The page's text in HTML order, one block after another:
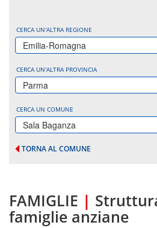
CERCA UN'ALTRA REGIONE
Emilia-Romagna
CERCA UN'ALTRA PROVINCIA
Parma
CERCA UN COMUNE
Sala Baganza
TORNA AL COMUNE
FAMIGLIE |
famiglie anziane